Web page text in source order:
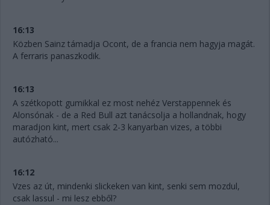
16:13
Közben Sainz támadja Ocont, de a francia nem hagyja magát.
A ferraris panaszkodik.
16:13
A szétkopott gumikkal ez most nehéz Verstappennek és
Alonsónak - de a Red Bull azt tanácsolja a hollandnak, hogy
maradjon kint, mert csak 2-3 kanyarban vizes, a többi
autózható...
16:12
Vzes az út, mindenki slickeken van kint, senki sem mozdul,
csak lassul - mi lesz ebből?